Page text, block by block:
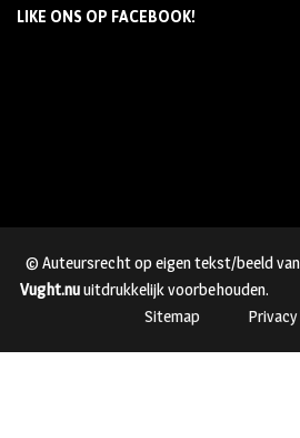
LIKE ONS OP FACEBOOK!
© Auteursrecht op eigen tekst/beeld van
Vught.nuuitdrukkelijk voorbehouden.
Sitemap
Privacy